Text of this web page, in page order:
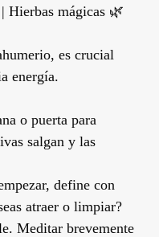
Hierbas mágicas 🌿
es crucial
energía.
o puerta para
salgan y las
define con
atraer o limpiar?
Meditar brevemente